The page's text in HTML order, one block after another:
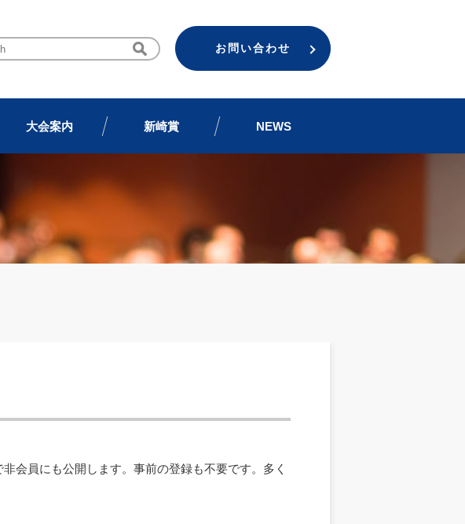
お問い合わせ
大会案内 新崎賞 NEWS
会員にも公開します。事前の登録も不要です。多く